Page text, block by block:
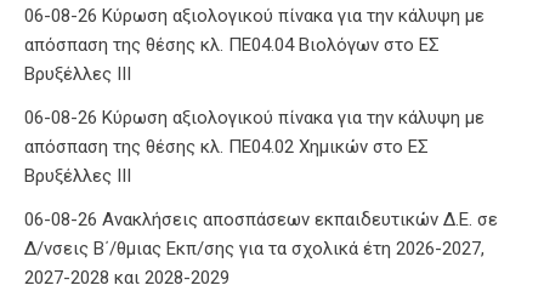
06-08-26 Κύρωση αξιολογικού πίνακα για την κάλυψη με
απόσπαση της θέσης κλ. ΠΕ04.04 Βιολόγων στο ΕΣ
Βρυξέλλες ΙΙΙ
06-08-26 Κύρωση αξιολογικού πίνακα για την κάλυψη με
απόσπαση της θέσης κλ. ΠΕ04.02 Χημικών στο ΕΣ
Βρυξέλλες ΙΙΙ
06-08-26 Ανακλήσεις αποσπάσεων εκπαιδευτικών Δ.Ε. σε
Δ/νσεις Β΄/θμιας Εκπ/σης για τα σχολικά έτη 2026-2027,